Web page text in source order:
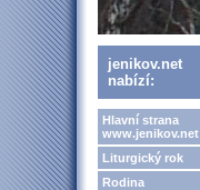
jenikov.net
nabízí:
Hlavní strana
www.jenikov.net
Liturgický rok
Rodina